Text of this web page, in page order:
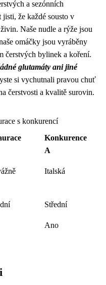
a sezónních
že každé sousto v
Naše nudle a rýže jsou
omáčky jsou vyráběny
čerstvých bylinek a koření.
glutamáty ani jiné
si vychutnali pravou chuť
čerstvosti a kvalitě surovin.
s konkurencí
Konkurence
A
Italská
Střední
Ano